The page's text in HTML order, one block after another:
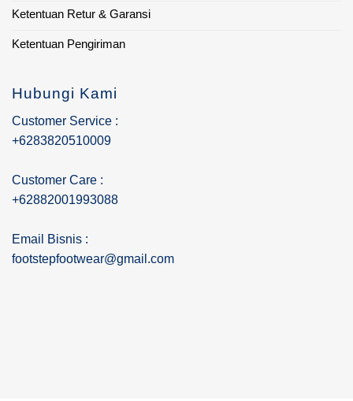
Ketentuan Retur & Garansi
Ketentuan Pengiriman
Hubungi Kami
Customer Service :
+6283820510009
Customer Care :
+62882001993088
Email Bisnis :
footstepfootwear@gmail.com